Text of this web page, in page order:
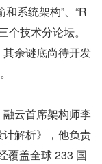
系统架构”、“R
个技术分论坛。
余谜底尚待开发
融云首席架构师李
解析》，他负责
覆盖全球 233 国